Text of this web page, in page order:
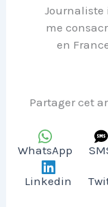
Journaliste
me
en
Partager cet
WhatsApp
Linkedin